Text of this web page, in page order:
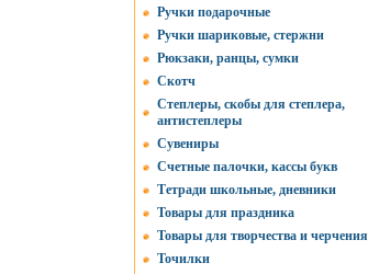
Ручки подарочные
Ручки шариковые, стержни
Рюкзаки, ранцы, сумки
Скотч
Степлеры, скобы для степлера,
антистеплеры
Сувениры
Счетные палочки, кассы букв
Тетради школьные, дневники
Товары для праздника
Товары для творчества и черчения
Точилки